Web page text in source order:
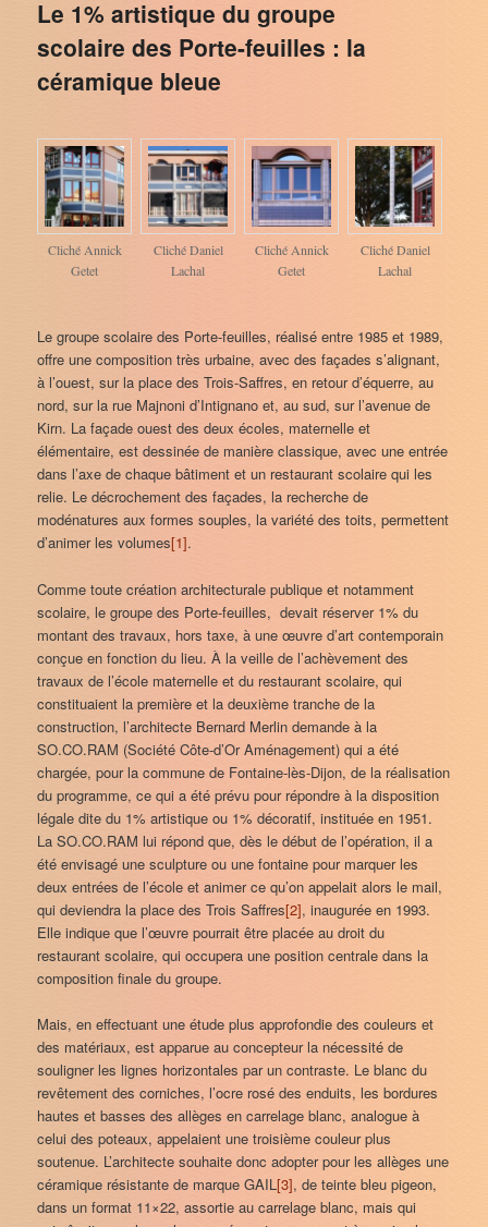
Le 1% artistique du groupe
scolaire des Porte-feuilles : la
céramique bleue
Cliché Annick
Getet
Cliché Daniel
Lachal
Cliché Annick
Getet
Cliché Daniel
Lachal
Le groupe scolaire des Porte-feuilles, réalisé entre 1985 et 1989,
offre une composition très urbaine, avec des façades s’alignant,
à l’ouest, sur la place des Trois-Saffres, en retour d’équerre, au
nord, sur la rue Majnoni d’Intignano et, au sud, sur l’avenue de
Kirn. La façade ouest des deux écoles, maternelle et
élémentaire, est dessinée de manière classique, avec une entrée
dans l’axe de chaque bâtiment et un restaurant scolaire qui les
relie. Le décrochement des façades, la recherche de
modénatures aux formes souples, la variété des toits, permettent
d’animer les volumes[1].
Comme toute création architecturale publique et notamment
scolaire, le groupe des Porte-feuilles, devait réserver 1% du
montant des travaux, hors taxe, à une œuvre d’art contemporain
conçue en fonction du lieu. À la veille de l’achèvement des
travaux de l’école maternelle et du restaurant scolaire, qui
constituaient la première et la deuxième tranche de la
construction, l’architecte Bernard Merlin demande à la
SO.CO.RAM (Société Côte-d’Or Aménagement) qui a été
chargée, pour la commune de Fontaine-lès-Dijon, de la réalisation
du programme, ce qui a été prévu pour répondre à la disposition
légale dite du 1% artistique ou 1% décoratif, instituée en 1951.
La SO.CO.RAM lui répond que, dès le début de l’opération, il a
été envisagé une sculpture ou une fontaine pour marquer les
deux entrées de l’école et animer ce qu’on appelait alors le mail,
qui deviendra la place des Trois Saffres[2], inaugurée en 1993.
Elle indique que l’œuvre pourrait être placée au droit du
restaurant scolaire, qui occupera une position centrale dans la
composition finale du groupe.
Mais, en effectuant une étude plus approfondie des couleurs et
des matériaux, est apparue au concepteur la nécessité de
souligner les lignes horizontales par un contraste. Le blanc du
revêtement des corniches, l’ocre rosé des enduits, les bordures
hautes et basses des allèges en carrelage blanc, analogue à
celui des poteaux, appelaient une troisième couleur plus
soutenue. L’architecte souhaite donc adopter pour les allèges une
céramique résistante de marque GAIL[3], de teinte bleu pigeon,
dans un format 11×22, assortie au carrelage blanc, mais qui